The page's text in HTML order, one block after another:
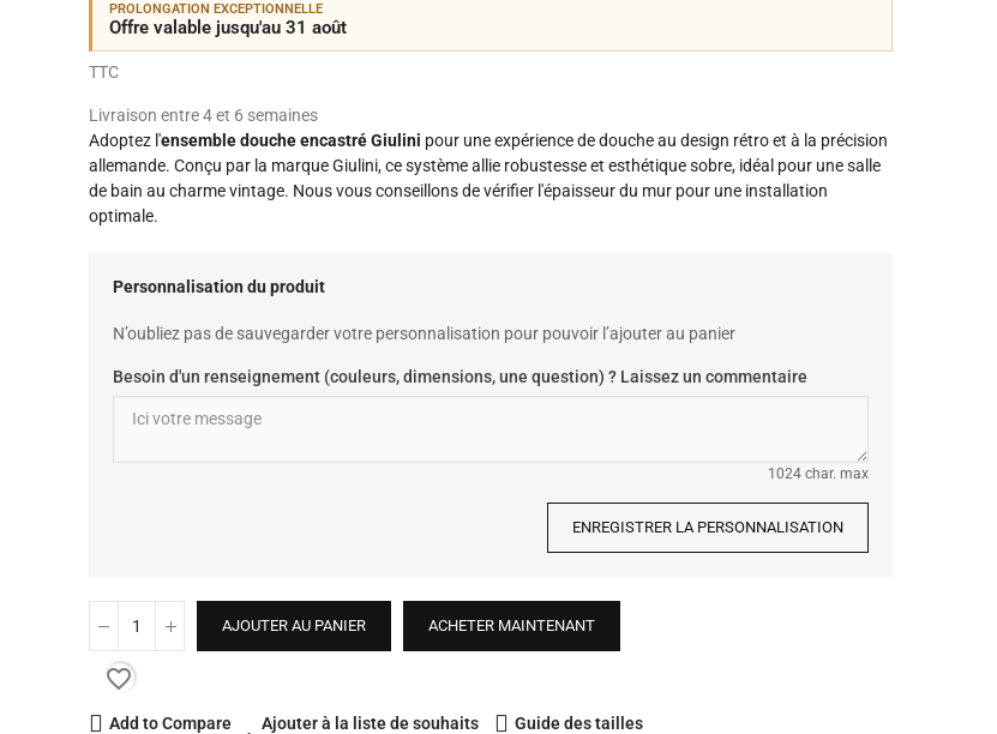
PROLONGATION EXCEPTIONNELLE
Offre valable jusqu'au 31 août
TTC
Livraison entre 4 et 6 semaines
Adoptez l'ensemble douche encastré Giulini pour une expérience de douche au design rétro et à la précision
allemande. Conçu par la marque Giulini, ce système allie robustesse et esthétique sobre, idéal pour une salle
de bain au charme vintage. Nous vous conseillons de vérifier l'épaisseur du mur pour une installation
optimale.
Personnalisation du produit
N’oubliez pas de sauvegarder votre personnalisation pour pouvoir l’ajouter au panier
Besoin d'un renseignement (couleurs, dimensions, une question) ? Laissez un commentaire
1024 char. max
ENREGISTRER LA PERSONNALISATION
AJOUTER AU PANIER ACHETER MAINTENANT
favorite_border
Add to Compare Ajouter à la liste de souhaits Guide des tailles